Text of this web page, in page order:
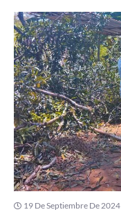
19 De Septiembre De 2024